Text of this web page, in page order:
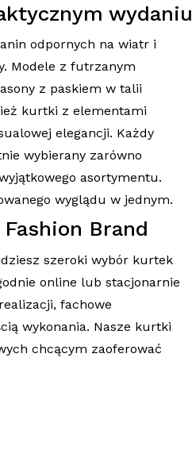
wydaniu
odpornych na wiatr i
Modele z futrzanym
z paskiem w talii
kurtki z elementami
elegancji. Każdy
wybierany zarówno
asortymentu.
wyglądu w jednym.
Brand
szeroki wybór kurtek
online lub stacjonarnie
fachowe
wykonania. Nasze kurtki
chcącym zaoferować